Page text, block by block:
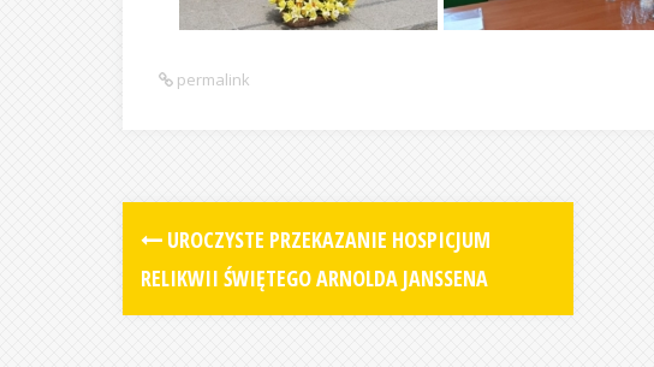
permalink
UROCZYSTE PRZEKAZANIE HOSPICJUM
RELIKWII ŚWIĘTEGO ARNOLDA JANSSENA